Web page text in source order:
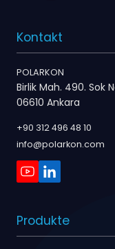
Kontakt
POLARKON
Birlik Mah. 490. Sok
06610 Ankara
+90 312 496 48 10
info@polarkon.com
Produkte